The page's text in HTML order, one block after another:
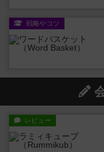
戦略やコツ
レビュー